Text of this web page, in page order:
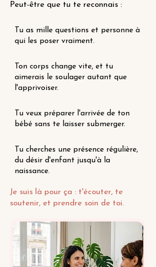
Peut-être que tu te reconnais :
Tu as mille questions et personne à
qui les poser vraiment.
Ton corps change vite, et tu
aimerais le soulager autant que
l'apprivoiser.
Tu veux préparer l'arrivée de ton
bébé sans te laisser submerger.
Tu cherches une présence régulière,
du désir d'enfant jusqu'à la
naissance.
Je suis là pour ça : t'écouter, te
soutenir, et prendre soin de toi.